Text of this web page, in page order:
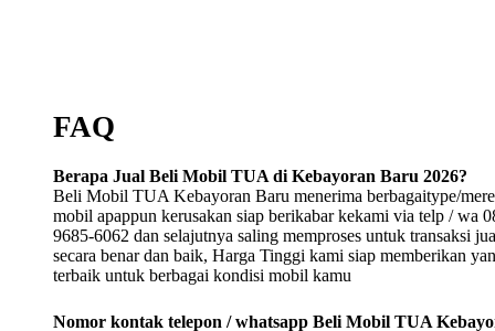
FAQ
Berapa Jual Beli Mobil TUA di Kebayoran Baru 2026?
Beli Mobil TUA Kebayoran Baru menerima berbagaitype/
mobil apappun kerusakan siap berikabar kekami via telp / wa
9685-6062 dan selajutnya saling memproses untuk transaksi
secara benar dan baik, Harga Tinggi kami siap memberikan
terbaik untuk berbagai kondisi mobil kamu
Nomor kontak telepon / whatsapp Beli Mobil TUA